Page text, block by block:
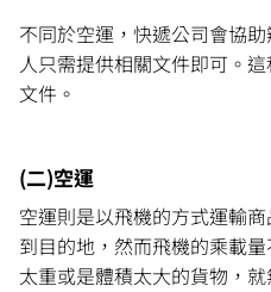
不同於空運，快遞公司會協
人只需提供相關文件即可。
文件。
(二)空運
空運則是以飛機的方式運輸
到目的地，然而飛機的乘載
太重或是體積太大的貨物，